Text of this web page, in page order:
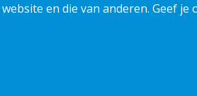
en die van anderen. Geef